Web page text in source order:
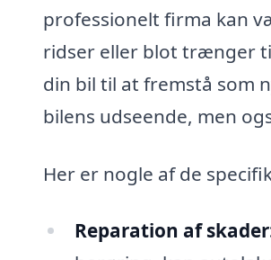
professionelt firma kan
ridser eller blot trænger
din bil til at fremstå som
bilens udseende, men
Her er nogle af de
Reparation af